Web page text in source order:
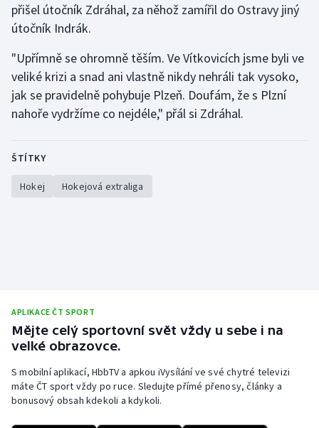
přišel útočník Zdráhal, za něhož zamířil do Ostravy jiný
útočník Indrák.
"Upřímně se ohromně těším. Ve Vítkovicích jsme byli ve
veliké krizi a snad ani vlastně nikdy nehráli tak vysoko,
jak se pravidelně pohybuje Plzeň. Doufám, že s Plzní
nahoře vydržíme co nejdéle," přál si Zdráhal.
ŠTÍTKY
Hokej Hokejová extraliga
APLIKACE ČT SPORT
Mějte celý sportovní svět vždy u sebe i na
velké obrazovce.
S mobilní aplikací, HbbTV a apkou iVysílání ve své chytré televizi
máte ČT sport vždy po ruce. Sledujte přímé přenosy, články a
bonusový obsah kdekoli a kdykoli.